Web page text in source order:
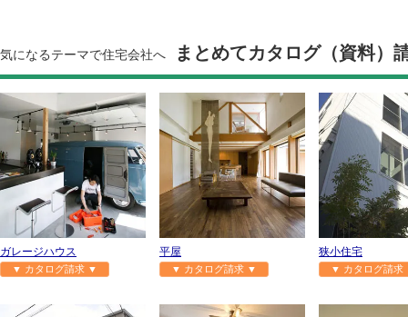
気になるテーマで住宅会社へ まとめてカタログ（資料）
ガレージハウス
▼ カタログ請求 ▼
平屋
▼ カタログ請求 ▼
狭小住宅
▼ カタログ請